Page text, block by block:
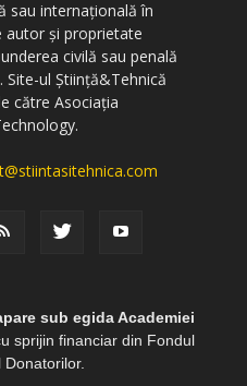
sau internațională în
autor și proprietate
civilă sau penală
ul Știință&Tehnică
către Asociația
sub egida Academiei
sprijin financiar din Fondul